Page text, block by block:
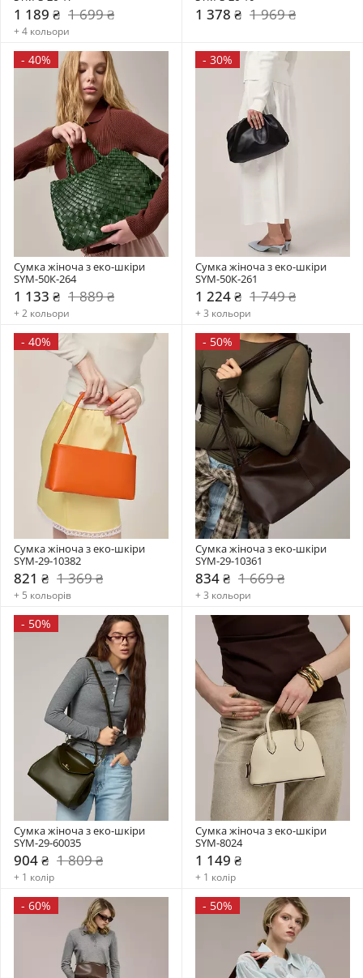
1 189 ₴ 1 699 ₴
+ 4 кольори
1 378 ₴ 1 969 ₴
- 40%
Сумка жіноча з еко-шкіри
SYM-50К-264
1 133 ₴ 1 889 ₴
+ 2 кольори
- 30%
Сумка жіноча з еко-шкіри
SYM-50К-261
1 224 ₴ 1 749 ₴
+ 3 кольори
- 40%
Сумка жіноча з еко-шкіри
SYM-29-10382
821 ₴ 1 369 ₴
+ 5 кольорів
- 50%
Сумка жіноча з еко-шкіри
SYM-29-10361
834 ₴ 1 669 ₴
+ 3 кольори
- 50%
Сумка жіноча з еко-шкіри
SYM-29-60035
904 ₴ 1 809 ₴
+ 1 колір
Сумка жіноча з еко-шкіри
SYM-8024
1 149 ₴
+ 1 колір
- 60% - 50%